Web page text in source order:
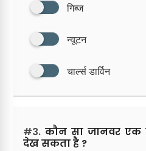
गिब्ज
न्यूटन
चार्ल्स डार्विन
#3. कौन सा जानवर एक
देख सकता है ?